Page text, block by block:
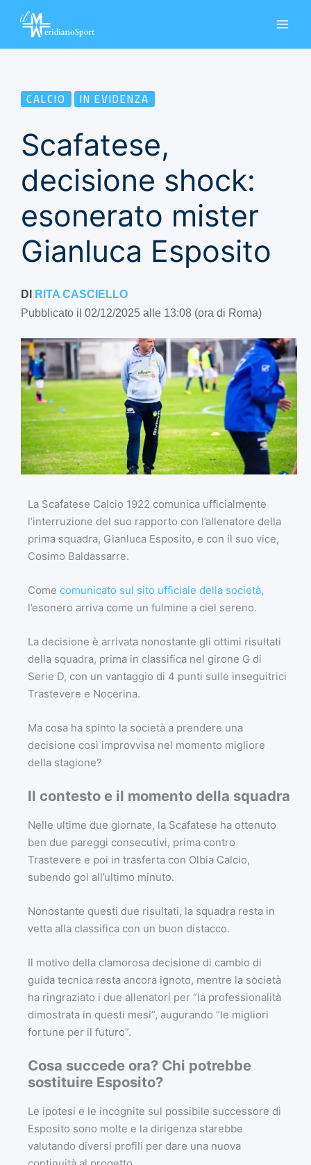
CALCIO IN EVIDENZA
Scafatese,
decisione shock:
esonerato mister
Gianluca Esposito
DI RITA CASCIELLO
Pubblicato il 02/12/2025 alle 13:08 (ora di Roma)
La Scafatese Calcio 1922 comunica ufficialmente
l’interruzione del suo rapporto con l’allenatore della
prima squadra, Gianluca Esposito, e con il suo vice,
Cosimo Baldassarre.
Come comunicato sul sito ufficiale della società,
l’esonero arriva come un fulmine a ciel sereno.
La decisione è arrivata nonostante gli ottimi risultati
della squadra, prima in classifica nel girone G di
Serie D, con un vantaggio di 4 punti sulle inseguitrici
Trastevere e Nocerina.
Ma cosa ha spinto la società a prendere una
decisione così improvvisa nel momento migliore
della stagione?
Il contesto e il momento della squadra
Nelle ultime due giornate, la Scafatese ha ottenuto
ben due pareggi consecutivi, prima contro
Trastevere e poi in trasferta con Olbia Calcio,
subendo gol all’ultimo minuto.
Nonostante questi due risultati, la squadra resta in
vetta alla classifica con un buon distacco.
Il motivo della clamorosa decisione di cambio di
guida tecnica resta ancora ignoto, mentre la società
ha ringraziato i due allenatori per “la professionalità
dimostrata in questi mesi”, augurando “le migliori
fortune per il futuro”.
Cosa succede ora? Chi potrebbe
sostituire Esposito?
Le ipotesi e le incognite sul possibile successore di
Esposito sono molte e la dirigenza starebbe
valutando diversi profili per dare una nuova